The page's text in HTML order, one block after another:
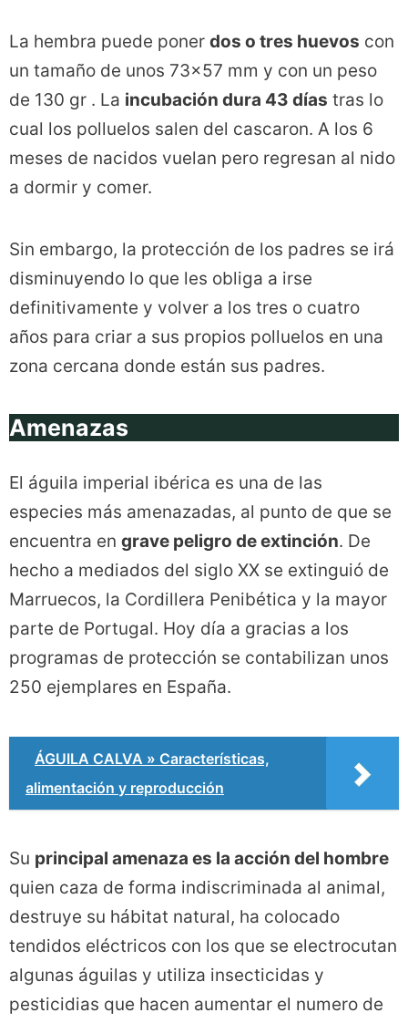
La hembra puede poner dos o tres huevos con
un tamaño de unos 73×57 mm y con un peso
de 130 gr . La incubación dura 43 días tras lo
cual los polluelos salen del cascaron. A los 6
meses de nacidos vuelan pero regresan al nido
a dormir y comer.
Sin embargo, la protección de los padres se irá
disminuyendo lo que les obliga a irse
definitivamente y volver a los tres o cuatro
años para criar a sus propios polluelos en una
zona cercana donde están sus padres.
Amenazas
El águila imperial ibérica es una de las
especies más amenazadas, al punto de que se
encuentra en grave peligro de extinción. De
hecho a mediados del siglo XX se extinguió de
Marruecos, la Cordillera Penibética y la mayor
parte de Portugal. Hoy día a gracias a los
programas de protección se contabilizan unos
250 ejemplares en España.
ÁGUILA CALVA » Características,
alimentación y reproducción
Su principal amenaza es la acción del hombre
quien caza de forma indiscriminada al animal,
destruye su hábitat natural, ha colocado
tendidos eléctricos con los que se electrocutan
algunas águilas y utiliza insecticidas y
pesticidias que hacen aumentar el numero de